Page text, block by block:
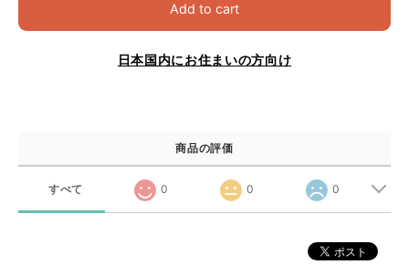
Add to cart
日本国内にお住まいの方向け
商品の評価
すべて 0 0 0